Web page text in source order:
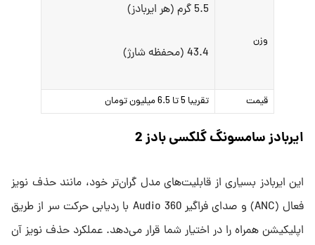
وزن
5.5 گرم (هر ایربادز)
43.4 (محفظه شارژ)
قیمت تقریبا 5 تا 6.5 میلیون تومان
ایربادز سامسونگ گلکسی بادز 2
این ایربادز بسیاری از قابلیت‌های مدل گران‌تر خود، مانند حذف نویز
فعال (ANC) و صدای فراگیر 360 Audio با ردیابی حرکت سر از طریق
اپلیکیشن همراه را در اختیار شما قرار می‌دهد. عملکرد حذف نویز آن